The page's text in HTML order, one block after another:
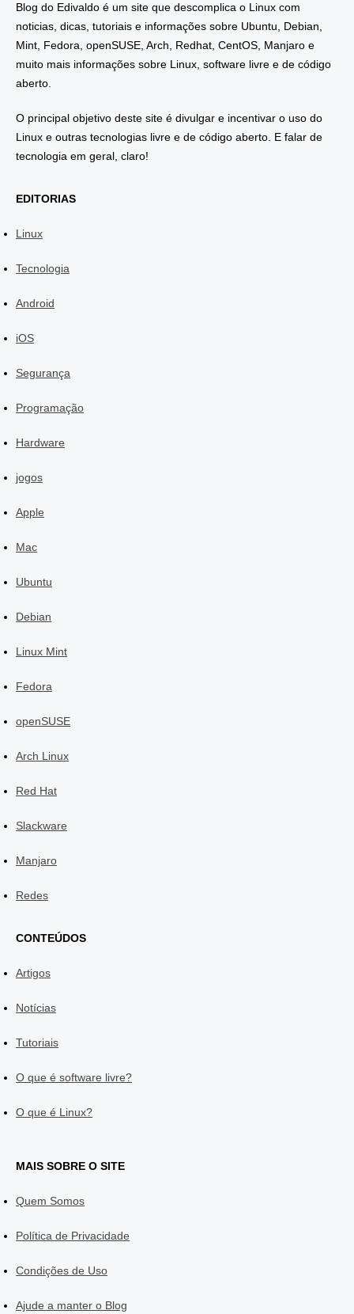
Blog do Edivaldo é um site que descomplica o Linux com
noticias, dicas, tutoriais e informações sobre Ubuntu, Debian,
Mint, Fedora, openSUSE, Arch, Redhat, CentOS, Manjaro e
muito mais informações sobre Linux, software livre e de código
aberto.
O principal objetivo deste site é divulgar e incentivar o uso do
Linux e outras tecnologias livre e de código aberto. E falar de
tecnologia em geral, claro!
EDITORIAS
Linux
Tecnologia
Android
iOS
Segurança
Programação
Hardware
jogos
Apple
Mac
Ubuntu
Debian
Linux Mint
Fedora
openSUSE
Arch Linux
Red Hat
Slackware
Manjaro
Redes
CONTEÚDOS
Artigos
Notícias
Tutoriais
O que é software livre?
O que é Linux?
MAIS SOBRE O SITE
Quem Somos
Política de Privacidade
Condições de Uso
Ajude a manter o Blog